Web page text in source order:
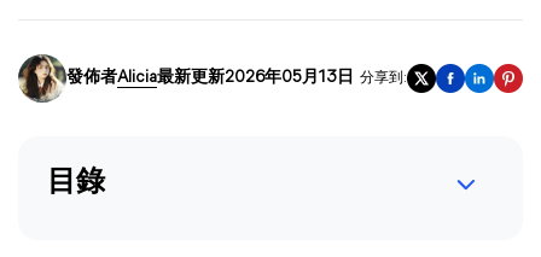
發佈者Alicia最新更新2026年05月13日 分享到:
目錄